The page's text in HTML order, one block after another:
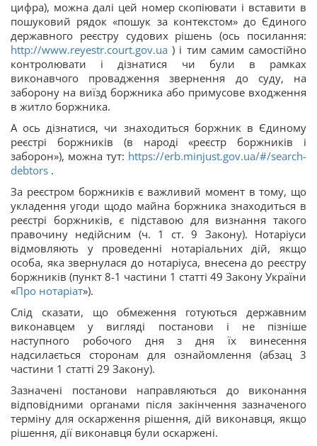
цифра), можна далі цей номер скопіювати і вставити в
пошуковий рядок «пошук за контекстом» до Єдиного
державного реєстру судових рішень (ось посилання:
http://www.reyestr.court.gov.ua ) і тим самим самостійно
контролювати і дізнатися чи були в рамках
виконавчого провадження звернення до суду, на
заборону на виїзд боржника або примусове входження
в житло боржника.
А ось дізнатися, чи знаходиться боржник в Єдиному
реєстрі боржників (в народі «реєстр боржників і
заборон»), можна тут: https://erb.minjust.gov.ua/#/search-
debtors .
За реєстром боржників є важливий момент в тому, що
укладення угоди щодо майна боржника знаходиться в
реєстрі боржників, є підставою для визнання такого
правочину недійсним (ч. 1 ст. 9 Закону). Нотаріуси
відмовляють у проведенні нотаріальних дій, якщо
особа, яка звернулася до нотаріуса, внесена до реєстру
боржників (пункт 8-1 частини 1 статті 49 Закону України
«Про нотаріат»).
Слід сказати, що обмеження готуються державним
виконавцем у вигляді постанови і не пізніше
наступного робочого дня з дня їх винесення
надсилається сторонам для ознайомлення (абзац 3
частини 1 статті 29 Закону).
Зазначені постанови направляються до виконання
відповідними органами після закінчення зазначеного
терміну для оскарження рішення, дій виконавця, якщо
рішення, дії виконавця були оскаржені.